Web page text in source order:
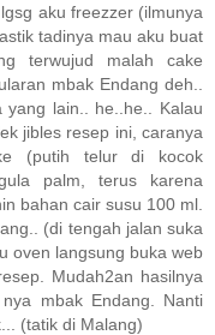
aku freezzer (ilmunya
tadinya mau aku buat
terwujud malah cake
mbak Endang deh..
lain.. he..he.. Kalau
jibles resep ini, caranya
(putih telur di kocok
palm, terus karena
bahan cair susu 100 ml.
(di tengah jalan suka
oven langsung buka web
Mudah2an hasilnya
mbak Endang. Nanti
(tatik di Malang)